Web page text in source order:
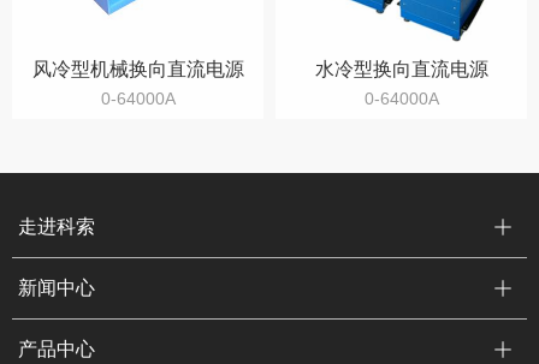
风冷型机械换向直流电源
0-64000A
水冷型换向直流电源
0-64000A
走进科索
新闻中心
产品中心